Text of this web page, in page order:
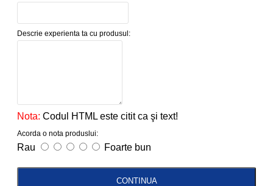
Descrie experienta ta cu produsul:
Nota: Codul HTML este citit ca şi text!
Acorda o nota produslui:
Rau Foarte bun
CONTINUA